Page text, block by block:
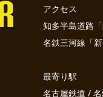
アクセス
知多半島道路
名鉄三河線「
最寄り駅
名古屋鉄道 /